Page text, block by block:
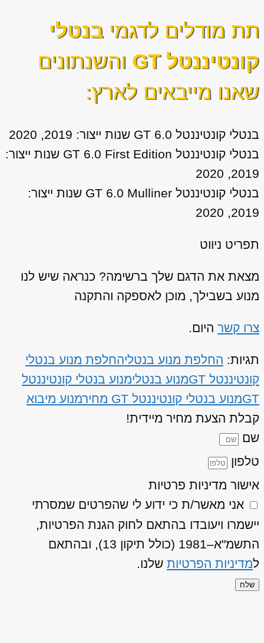
תת מודלים לדגמיבנטלי
קונטיננטל GT
והשנתונים
שאנו מייבאים לארץ:
בנטלי קונטיננטל GT 6.0 שנות ייצור: 2019, 2020
בנטלי קונטיננטל GT 6.0 First Edition שנות ייצור:
2019, 2020
בנטלי קונטיננטל GT 6.0 Mulliner שנות ייצור:
2019, 2020
תפריט ניווט
מצאת את הדגם שלך ברשימה? כנראה שיש לנו
מנוע בשבילך, מוכן לאספקה והתקנה
צרו קשר היום.
תגיות: החלפת מנוע בנטליהחלפת מנוע בנטלי
קונטיננטל GT
מנוע בנטלימנוע בנטלי קונטיננטל
GTמנוע בנטלי קונטיננטל GT מחיר
מנוע מיבוא
קבלת הצעת מחיר מיידית!
שם
טלפון
אישור מדיניות פרטיות
אני מאשר/ת כי ידוע לי שהפרטים שמסרתי
יישמרו ויעובדו בהתאם לחוק הגנת הפרטיות,
התשמ"א–1981 (כולל תיקון 13), ובהתאם
למדיניות הפרטיות שלנו.
שלח